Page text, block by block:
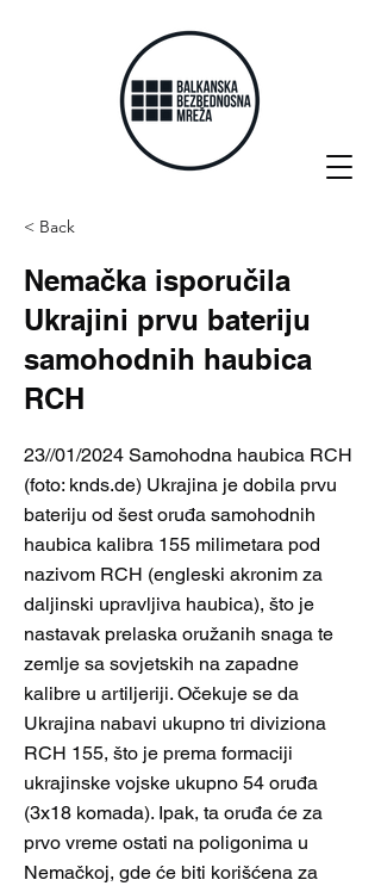
< Back
Nemačka isporučila
Ukrajini prvu bateriju
samohodnih haubica
RCH
23//01/2024 Samohodna haubica RCH
(foto: knds.de) Ukrajina je dobila prvu
bateriju od šest oruđa samohodnih
haubica kalibra 155 milimetara pod
nazivom RCH (engleski akronim za
daljinski upravljiva haubica), što je
nastavak prelaska oružanih snaga te
zemlje sa sovjetskih na zapadne
kalibre u artiljeriji. Očekuje se da
Ukrajina nabavi ukupno tri diviziona
RCH 155, što je prema formaciji
ukrajinske vojske ukupno 54 oruđa
(3x18 komada). Ipak, ta oruđa će za
prvo vreme ostati na poligonima u
Nemačkoj, gde će biti korišćena za